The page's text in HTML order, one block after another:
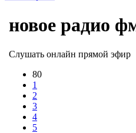
новое радио
Слушать онлайн прямой эфир
80
1
2
3
4
5